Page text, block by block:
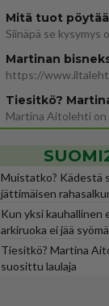
Muistatko? Kädestä
jättimäisen
Kun yksi kauhallinen
arkiruoka ei jää
Tiesitkö? Martina
suosittu laulaja